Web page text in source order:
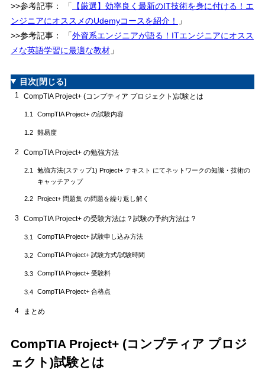
>>参考記事：
「
【厳選】効率良く最新のIT技術を身に付ける！エ
ンジニアにオススメのUdemyコースを紹介！
」
>>参考記事：
「外資系エンジニアが語る！ITエンジニアにオスス
メな英語学習に最適な教材」
目次[閉じる]
1 CompTIA Project+ (コンプティア プロジェクト)試験とは
1.1 CompTIA Project+ の試験内容
1.2 難易度
2 CompTIA Project+ の勉強方法
2.1 勉強方法(ステップ1) Project+ テキスト にてネットワークの知識・技術の
キャッチアップ
2.2 Project+ 問題集 の問題を繰り返し解く
3 CompTIA Project+ の受験方法は？試験の予約方法は？
3.1 CompTIA Project+ 試験申し込み方法
3.2 CompTIA Project+ 試験方式/試験時間
3.3 CompTIA Project+ 受験料
3.4 CompTIA Project+ 合格点
4 まとめ
CompTIA Project+ (コンプティア プロジ
ェクト)試験とは